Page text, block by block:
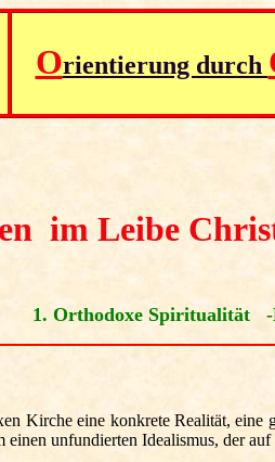
Orientierung durch
im Leibe
1. Orthodoxe Spiritualität -
Kirche eine konkrete Realität, eine
unfundierten Idealismus, der auf